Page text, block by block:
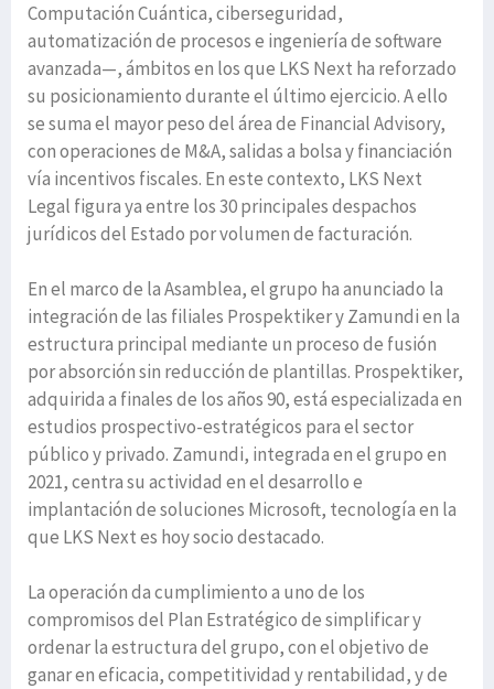
Computación Cuántica, ciberseguridad,
automatización de procesos e ingeniería de software
avanzada—, ámbitos en los que LKS Next ha reforzado
su posicionamiento durante el último ejercicio. A ello
se suma el mayor peso del área de Financial Advisory,
con operaciones de M&A, salidas a bolsa y financiación
vía incentivos fiscales. En este contexto, LKS Next
Legal figura ya entre los 30 principales despachos
jurídicos del Estado por volumen de facturación.
En el marco de la Asamblea, el grupo ha anunciado la
integración de las filiales Prospektiker y Zamundi en la
estructura principal mediante un proceso de fusión
por absorción sin reducción de plantillas. Prospektiker,
adquirida a finales de los años 90, está especializada en
estudios prospectivo-estratégicos para el sector
público y privado. Zamundi, integrada en el grupo en
2021, centra su actividad en el desarrollo e
implantación de soluciones Microsoft, tecnología en la
que LKS Next es hoy socio destacado.
La operación da cumplimiento a uno de los
compromisos del Plan Estratégico de simplificar y
ordenar la estructura del grupo, con el objetivo de
ganar en eficacia, competitividad y rentabilidad, y de